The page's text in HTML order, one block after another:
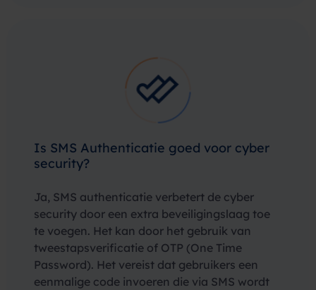
Is SMS Authenticatie goed voor cyber
security?
Ja, SMS authenticatie verbetert de cyber
security door een extra beveiligingslaag toe
te voegen. Het kan door het gebruik van
tweestapsverificatie of OTP (One Time
Password). Het vereist dat gebruikers een
eenmalige code invoeren die via SMS wordt